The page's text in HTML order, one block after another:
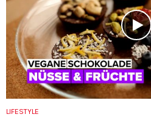
LIFESTYLE